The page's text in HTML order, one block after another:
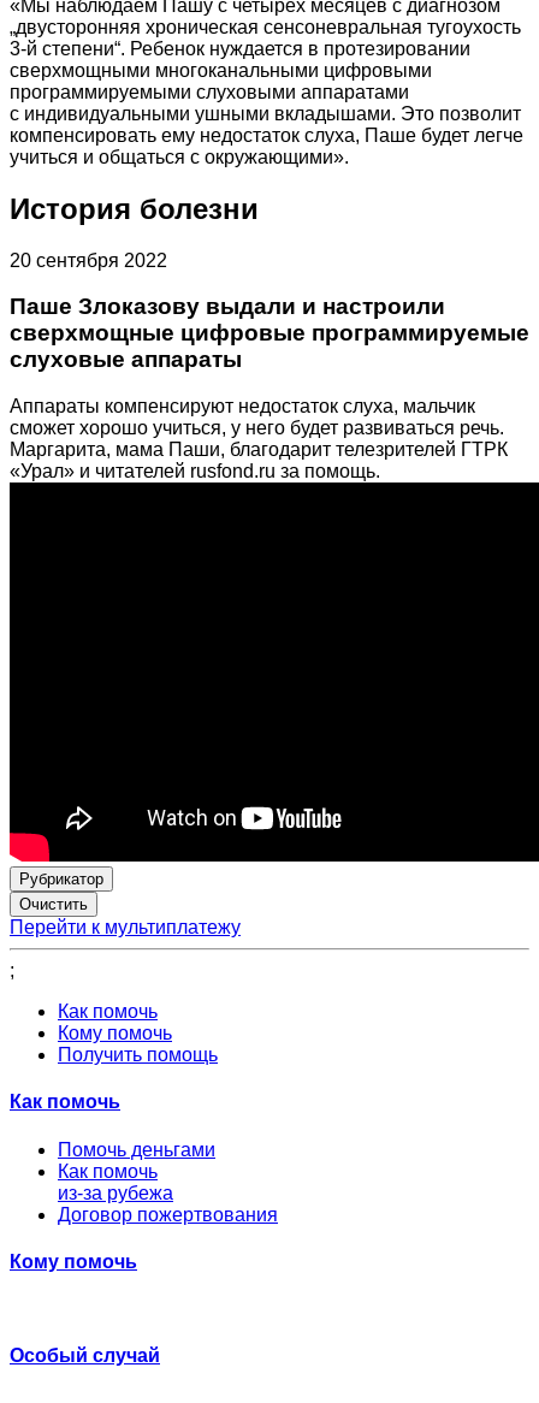
«Мы наблюдаем Пашу с четырех месяцев с диагнозом
„двусторонняя хроническая сенсоневральная тугоухость
3-й степени“. Ребенок нуждается в протезировании
сверхмощными многоканальными цифровыми
программируемыми слуховыми аппаратами
с индивидуальными ушными вкладышами. Это позволит
компенсировать ему недостаток слуха, Паше будет легче
учиться и общаться с окружающими».
История болезни
20 сентября 2022
Паше Злоказову выдали и настроили
сверхмощные цифровые программируемые
слуховые аппараты
Аппараты компенсируют недостаток слуха, мальчик
сможет хорошо учиться, у него будет развиваться речь.
Маргарита, мама Паши, благодарит телезрителей ГТРК
«Урал» и читателей rusfond.ru за помощь.
Рубрикатор
Перейти к мультиплатежу
;
Как помочь
Кому помочь
Получить помощь
Как помочь
Помочь деньгами
Как помочь
из-за рубежа
Договор пожертвования
Кому помочь
Особый случай